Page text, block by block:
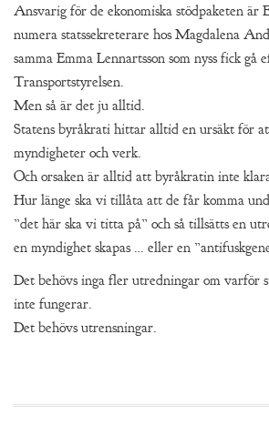
Ansvarig för de ekonomiska stödpaketen är
numera statssekreterare hos Magdalena
samma Emma Lennartsson som nyss fick gå
Transportstyrelsen.
Men så är det ju alltid.
Statens byråkrati hittar alltid en ursäkt för
myndigheter och verk.
Och orsaken är alltid att byråkratin inte
Hur länge ska vi tillåta att de får komma
”det här ska vi titta på” och så tillsätts en
en myndighet skapas … eller en
Det behövs inga fler utredningar om varför
inte fungerar.
Det behövs utrensningar.